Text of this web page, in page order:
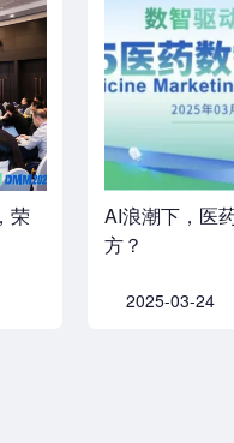
荣
AI浪潮下，医
方？
2025-03-24